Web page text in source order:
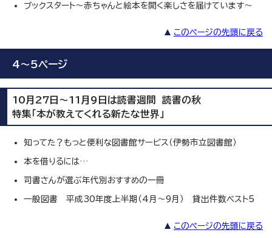
ブックスタート～赤ちゃんと絵本を開く楽しさを届けています～
このページの先頭に戻る
4～5ページ
10月27日～11月9日は読書週間 読書の秋
特集「本が教えてくれる新たな世界」
知ってた？もっと便利な図書館サービス（伊勢市立図書館）
本を借りるには…
司書さんが選ぶ年代別おすすめの一冊
一般図書 平成30年度上半期（4月～9月） 貸出件数ベスト5
このページの先頭に戻る